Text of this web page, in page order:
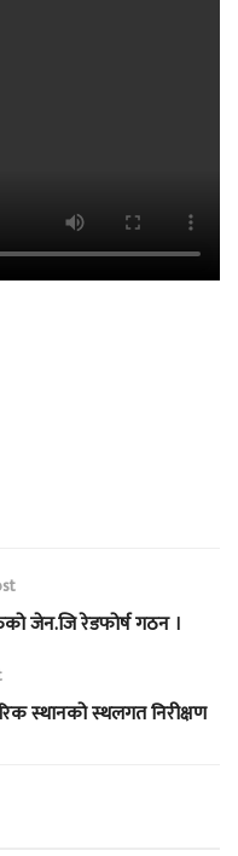
जेन.जि रेडफोर्ष गठन ।
स्थानको स्थलगत निरीक्षण